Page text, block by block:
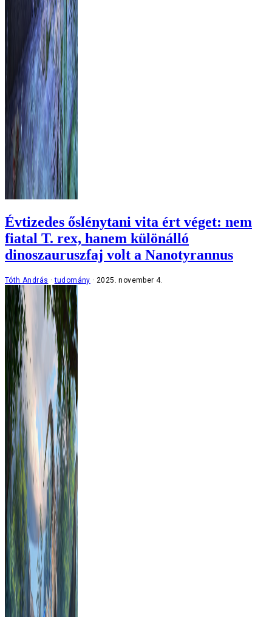
Évtizedes őslénytani vita ért véget: nem
fiatal T. rex, hanem különálló
dinoszauruszfaj volt a Nanotyrannus
Tóth András tudomány 2025. november 4.